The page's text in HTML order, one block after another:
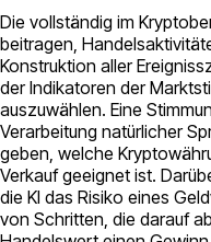
Die vollständig im
beitragen,
Konstruktion aller
der Indikatoren der
auszuwählen. Eine
Verarbeitung natürlicher
geben, welche
Verkauf geeignet ist.
die KI das Risiko eines
von Schritten, die darauf